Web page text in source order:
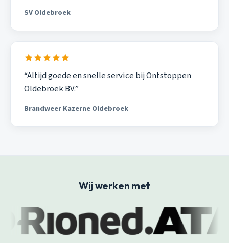
SV Oldebroek
“Altijd goede en snelle service bij Ontstoppen
Oldebroek BV.”
Brandweer Kazerne Oldebroek
Wij werken met